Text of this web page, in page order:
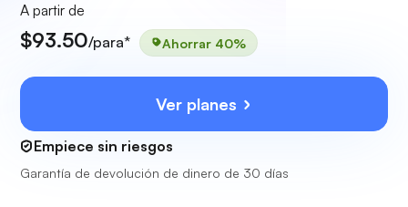
A partir de
$93.50/para* Ahorrar 40%
Ver planes
Empiece sin riesgos
Garantía de devolución de dinero de 30 días